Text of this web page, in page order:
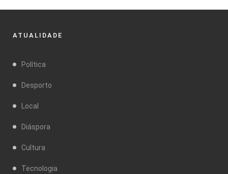
ATUALIDADE
Política
Desporto
Local
Diáspora
Cultura
Tecnologia